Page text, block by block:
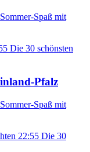
Sommer-Spaß mit
Die 30 schönsten
Pfalz
Sommer-Spaß mit
22:55 Die 30